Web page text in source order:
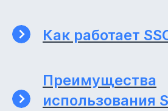
Как работает
Преимущества
использования